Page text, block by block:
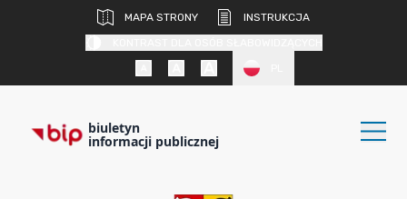
MAPA STRONY
INSTRUKCJA
biuletyn
informacji publicznej